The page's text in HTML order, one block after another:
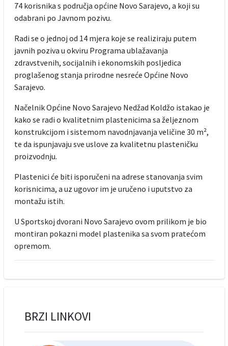
74 korisnika s područja općine Novo Sarajevo, a koji su
odabrani po Javnom pozivu.
Radi se o jednoj od 14 mjera koje se realiziraju putem
javnih poziva u okviru Programa ublažavanja
zdravstvenih, socijalnih i ekonomskih posljedica
proglašenog stanja prirodne nesreće Općine Novo
Sarajevo.
Načelnik Općine Novo Sarajevo Nedžad Koldžo istakao je
kako se radi o kvalitetnim plastenicima sa željeznom
konstrukcijom i sistemom navodnjavanja veličine 30 m²,
te da ispunjavaju sve uslove za kvalitetnu plasteničku
proizvodnju.
Plastenici će biti isporučeni na adrese stanovanja svim
korisnicima, a uz ugovor im je uručeno i uputstvo za
montažu istih.
U Sportskoj dvorani Novo Sarajevo ovom prilikom je bio
montiran pokazni model plastenika sa svom pratećom
opremom.
BRZI LINKOVI